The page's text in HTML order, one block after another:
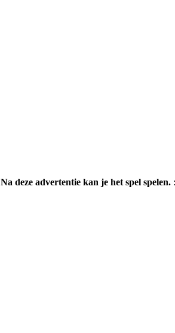
Na deze advertentie kan je het spel spelen. :